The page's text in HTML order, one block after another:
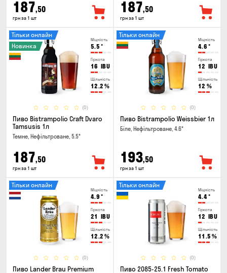
187,50
грн за 1 шт
187,50
грн за 1 шт
Міцність
5.5 °
Гіркота
16 IBU
Щільність
12.2 %
(0)
Тільки онлайн
Новинка
Пиво Bistrampolio Craft Dvaro
Tamsusis 1л
Темне, Нефільтроване, 5.5°
187,50
грн за 1 шт
Міцність
4.6 °
Гіркота
12 IBU
Щільність
12 %
(0)
Тільки онлайн
Пиво Bistrampolio Weissbier 1л
Біле, Нефільтроване, 4.6°
193,50
грн за 1 шт
Міцність
4.9 °
Гіркота
21 IBU
Щільність
12.2 %
(0)
Тільки онлайн
Пиво Lander Brau Premium
Міцність
4.4°
Гіркота
12 IBU
Щільність
11.5 %
(0)
Тільки онлайн
Пиво 2085-25.1 Fresh Tomato